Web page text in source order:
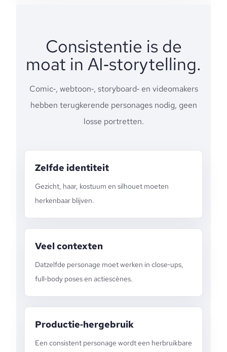
Consistentie is de
moat in AI‑storytelling.
Comic‑, webtoon‑, storyboard‑ en videomakers
hebben terugkerende personages nodig, geen
losse portretten.
Zelfde identiteit
Gezicht, haar, kostuum en silhouet moeten
herkenbaar blijven.
Veel contexten
Datzelfde personage moet werken in close‑ups,
full‑body poses en actiescènes.
Productie‑hergebruik
Een consistent personage wordt een herbruikbare